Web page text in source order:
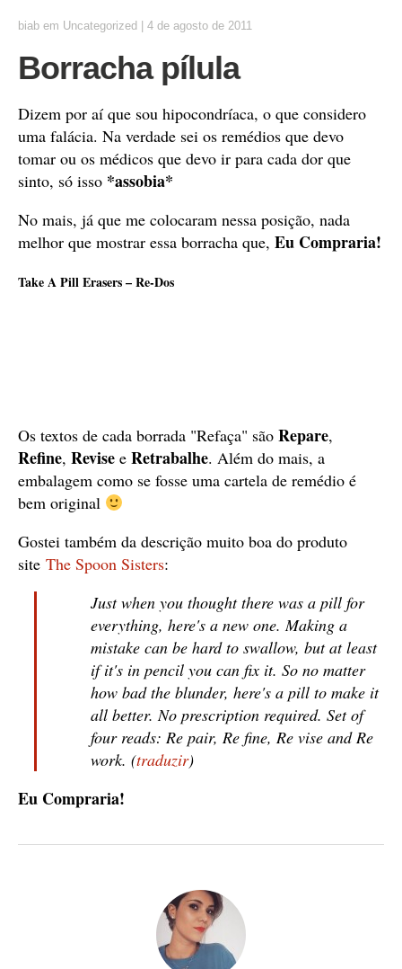
biab em Uncategorized 4 de agosto de 2011
Borracha pílula
Dizem por aí que sou hipocondríaca, o que considero
uma falácia. Na verdade sei os remédios que devo
tomar ou os médicos que devo ir para cada dor que
sinto, só isso *assobia*
No mais, já que me colocaram nessa posição, nada
melhor que mostrar essa borracha que, Eu Compraria!
Take A Pill Erasers – Re-Dos
Os textos de cada borrada "Refaça" são Repare,
Refine, Revise e Retrabalhe. Além do mais, a
embalagem como se fosse uma cartela de remédio é
bem original
Gostei também da descrição muito boa do produto
site The Spoon Sisters:
Just when you thought there was a pill for
everything, here's a new one. Making a
mistake can be hard to swallow, but at least
if it's in pencil you can fix it. So no matter
how bad the blunder, here's a pill to make it
all better. No prescription required. Set of
four reads: Re pair, Re fine, Re vise and Re
work. (traduzir)
Eu Compraria!